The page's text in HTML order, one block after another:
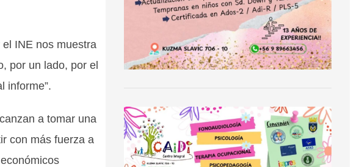
INE nos muestra
por un lado, por el
informe”.
a tomar una
con más fuerza a